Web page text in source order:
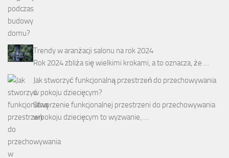
Trendy w aranżacji salonu na rok 2024
Rok 2024 zbliża się wielkimi krokami, a to oznacza, że …
Jak stworzyć funkcjonalną przestrzeń do przechowywania
w pokoju dziecięcym?
Stworzenie funkcjonalnej przestrzeni do przechowywania
w pokoju dziecięcym to wyzwanie, …